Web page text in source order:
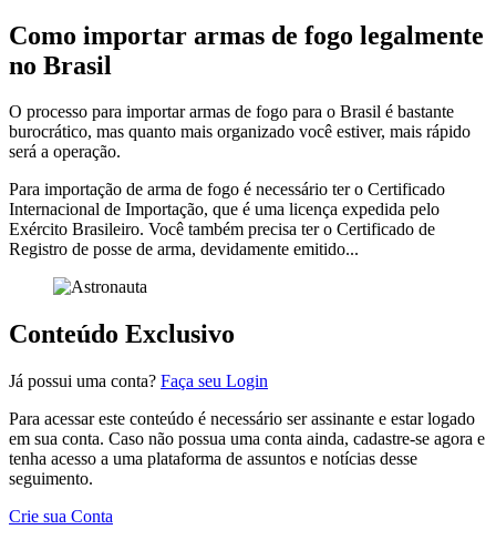
Como importar armas de fogo legalmente
no Brasil
O processo para importar armas de fogo para o Brasil é bastante
burocrático, mas quanto mais organizado você estiver, mais rápido
será a operação.
Para importação de arma de fogo é necessário ter o Certificado
Internacional de Importação, que é uma licença expedida pelo
Exército Brasileiro. Você também precisa ter o Certificado de
Registro de posse de arma, devidamente emitido...
Conteúdo Exclusivo
Já possui uma conta? Faça seu Login
Para acessar este conteúdo é necessário ser assinante e estar logado
em sua conta. Caso não possua uma conta ainda, cadastre-se agora e
tenha acesso a uma plataforma de assuntos e notícias desse
seguimento.
Crie sua Conta